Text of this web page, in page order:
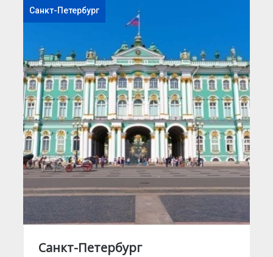
Санкт-Петербург
Санкт-Петербург